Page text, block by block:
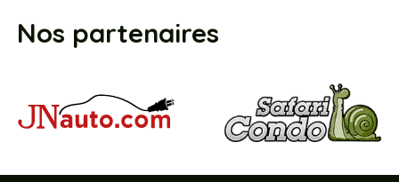
Nos partenaires